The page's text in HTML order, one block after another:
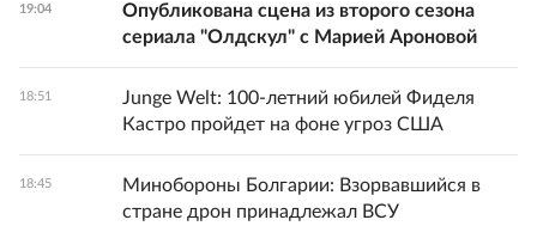
19:04
Опубликована сцена из второго сезона
сериала "Олдскул" с Марией Ароновой
18:51
Junge Welt: 100-летний юбилей Фиделя
Кастро пройдет на фоне угроз США
18:45
Минобороны Болгарии: Взорвавшийся в
стране дрон принадлежал ВСУ